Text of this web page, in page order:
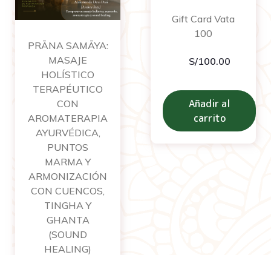
PRĀNA SAMĀYA:
MASAJE
HOLÍSTICO
TERAPÉUTICO
CON
AROMATERAPIA
AYURVÉDICA,
PUNTOS
MARMA Y
ARMONIZACIÓN
CON CUENCOS,
TINGHA Y
GHANTA
(SOUND
HEALING)
Gift Card Vata
100
S/100.00
Añadir al
carrito